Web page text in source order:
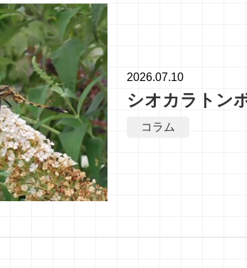
2026.07.10
シオカラトン
コラム